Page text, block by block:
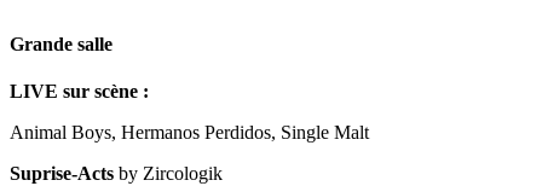
Grande salle
LIVE sur scène :
Animal Boys, Hermanos Perdidos, Single Malt
Suprise-Acts by Zircologik